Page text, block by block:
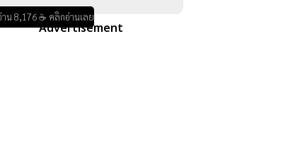
าน 8,176 ☕ คลิกอ่านเลย
Advertisement